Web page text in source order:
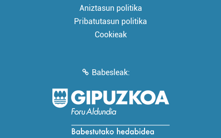
Aniztasun politika
Pribatutasun politika
Cookieak
Babesleak: